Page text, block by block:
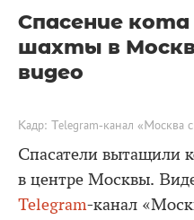
Спасение
шахты в
видео
Кадр: Telegram-канал «Москва
Спасатели вытащили
в центре Москвы.
Telegram-канал